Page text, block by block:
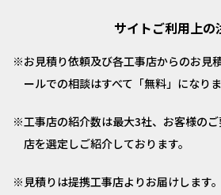
サイトご利用上の
お見積り依頼及び各工事店からのお見
ールでの相談はすべて「無料」になりま
工事店の紹介数は最大3社、お客様の
店を選定しご紹介しております。
見積りは提携工事店よりお届けします